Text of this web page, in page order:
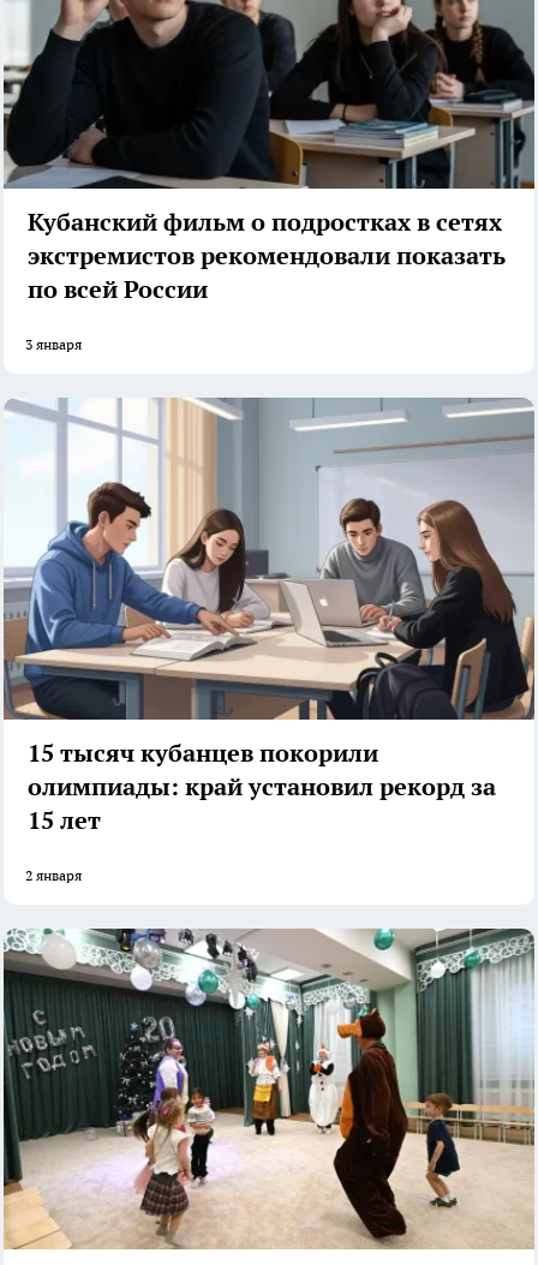
Кубанский фильм о подростках в сетях
экстремистов рекомендовали показать
по всей России
3 января
15 тысяч кубанцев покорили
олимпиады: край установил рекорд за
15 лет
2 января